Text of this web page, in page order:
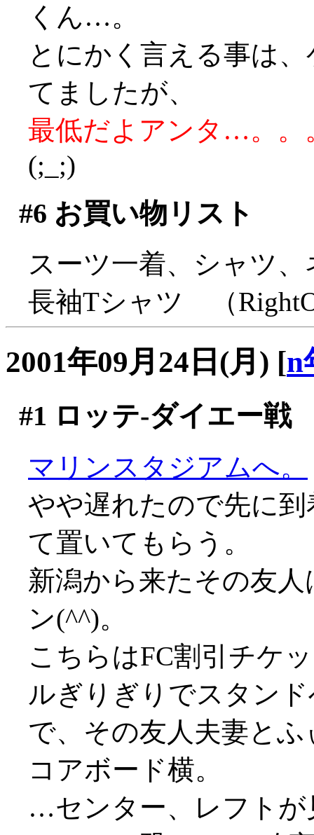
くん…。
とにかく言える事は
てましたが、
最低だよアンタ…。。
(;_;)
#6 お買い物リスト
スーツ一着、シャツ
長袖Tシャツ （
2001年09月24日(月) [n
#1 ロッテ-ダイエー戦
マリンスタジアムへ。
やや遅れたので先に
て置いてもらう。
新潟から来たその友
ン(^^)。
こちらはFC割引チケ
ルぎりぎりでスタン
で、その友人夫妻と
コアボード横。
…センター、レフトが